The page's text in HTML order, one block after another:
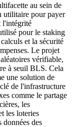
au sein de
utilitaire pour payer
l'intégrité
pour le staking
et la sécurité
Le projet
vérifiable,
à seuil BLS. Cela
une solution de
de l'infrastructure
comme le partage
les
les loteries
données des